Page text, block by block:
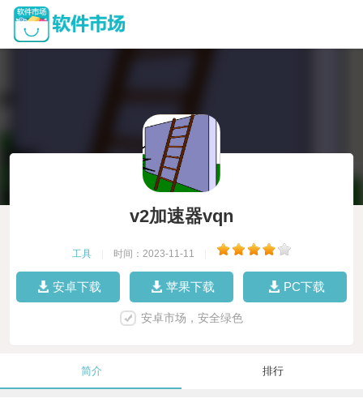
v2加速器vqn
工具 时间：2023-11-11
安卓下载 苹果下载 PC下载
安卓市场，安全绿色
简介 排行